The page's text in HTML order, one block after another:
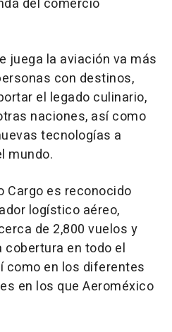
del comercio
juega la aviación va más
con destinos,
el legado culinario,
naciones, así como
tecnologías a
mundo.
Cargo es reconocido
logístico aéreo,
de 2,800 vuelos y
en todo el
como en los diferentes
en los que Aeroméxico